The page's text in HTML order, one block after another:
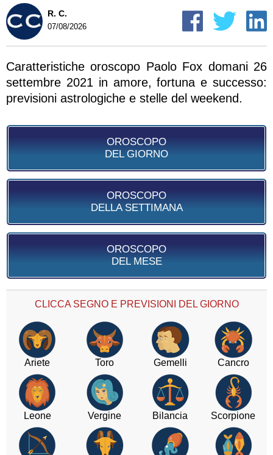
R. C.
07/08/2026
Caratteristiche oroscopo Paolo Fox domani 26
settembre 2021 in amore, fortuna e successo:
previsioni astrologiche e stelle del weekend.
OROSCOPO
DEL GIORNO
OROSCOPO
DELLA SETTIMANA
OROSCOPO
DEL MESE
CLICCA SEGNO E PREVISIONI DEL GIORNO
Ariete Toro Gemelli Cancro
Leone Vergine Bilancia Scorpione